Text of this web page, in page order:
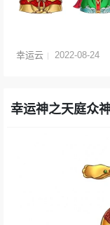
幸运云 2022-08-24
幸运神之天庭众